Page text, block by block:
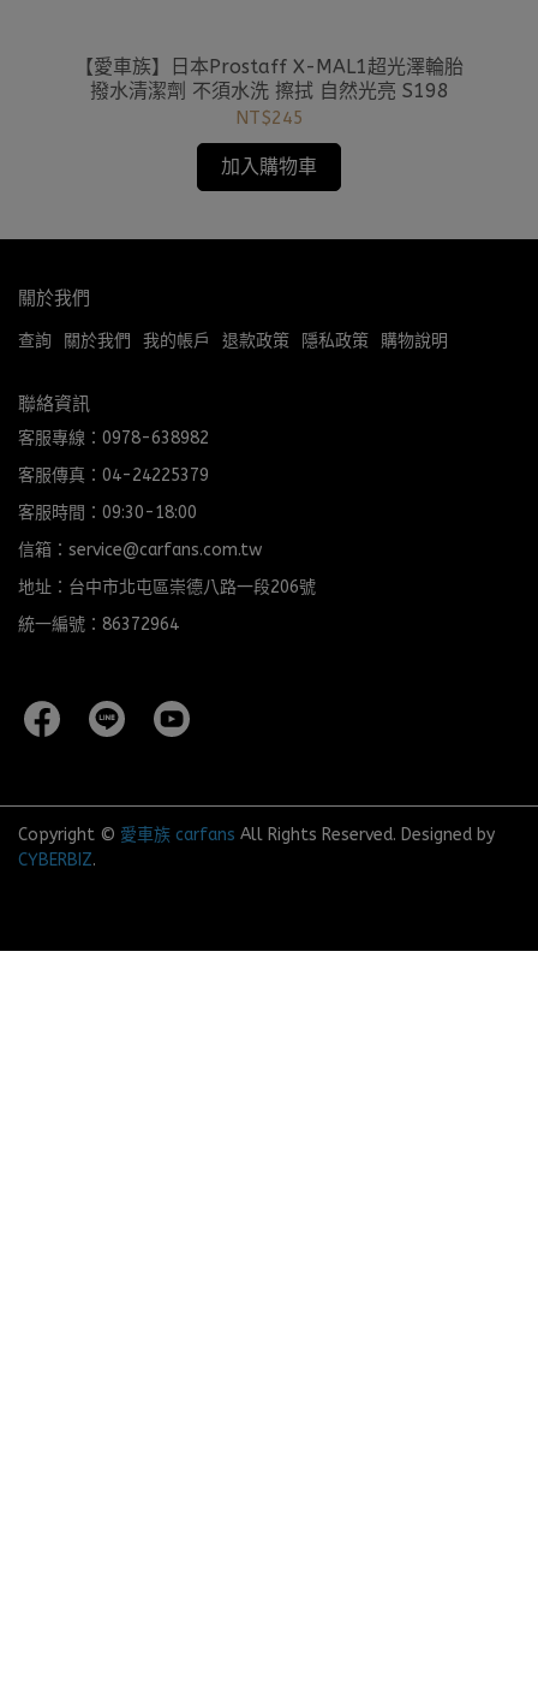
【愛車族】日本Prostaff X-MAL1超光澤輪胎
撥水清潔劑 不須水洗 擦拭 自然光亮 S198
NT$245
加入購物車
關於我們
查詢 關於我們 我的帳戶 退款政策 隱私政策 購物說明
聯絡資訊
客服專線：0978-638982
客服傳真：04-24225379
客服時間：09:30-18:00
信箱：service@carfans.com.tw
地址：台中市北屯區崇德八路一段206號
統一編號：86372964
Copyright © 愛車族 carfans All Rights Reserved. Designed by
CYBERBIZ.